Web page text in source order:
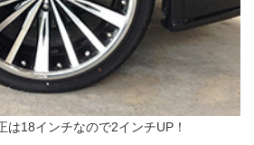
は18インチなので2インチUP！